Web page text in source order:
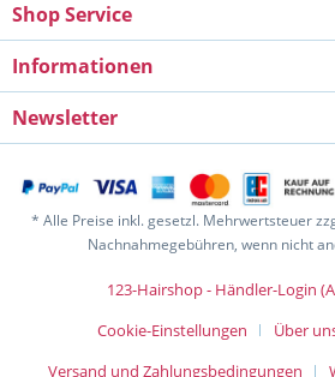
Shop Service
Informationen
Newsletter
* Alle Preise inkl. gesetzl. Mehrwertsteuer
Nachnahmegebühren, wenn nicht
123-Hairshop - Händler-Login
Cookie-Einstellungen
Über
Versand und Zahlungsbedingungen